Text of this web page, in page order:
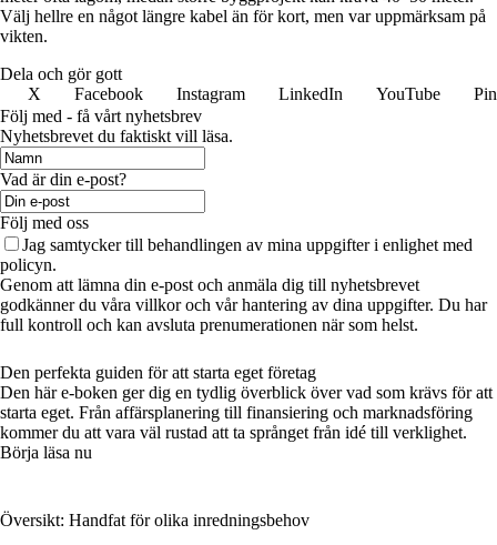
Välj hellre en något längre kabel än för kort, men var uppmärksam på
vikten.
Dela och gör gott
X
Facebook Instagram LinkedIn YouTube
Följ med - få vårt nyhetsbrev
Nyhetsbrevet du faktiskt vill läsa.
Vad är din e-post?
Följ med oss
Jag samtycker till behandlingen av mina uppgifter i enlighet med
policyn.
Genom att lämna din e-post och anmäla dig till nyhetsbrevet
godkänner du våra villkor och vår hantering av dina uppgifter. Du har
full kontroll och kan avsluta prenumerationen när som helst.
Den perfekta guiden för att starta eget företag
Den här e-boken ger dig en tydlig överblick över vad som krävs för att
starta eget. Från affärsplanering till finansiering och marknadsföring
kommer du att vara väl rustad att ta språnget från idé till verklighet.
Börja läsa nu
Översikt: Handfat för olika inredningsbehov